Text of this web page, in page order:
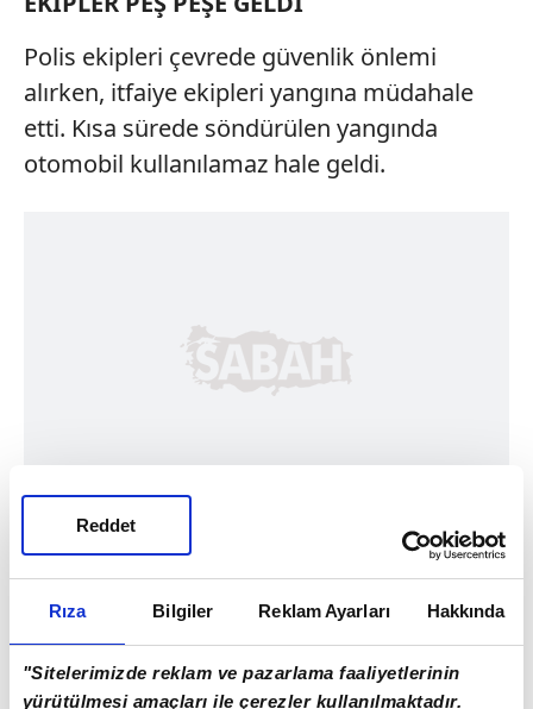
Rıza Bilgiler Reklam Ayarları Hakkında
"Sitelerimizde reklam ve pazarlama faaliyetlerinin
yürütülmesi amaçları ile çerezler kullanılmaktadır.
Reddet
Polis ekipleri çevrede güvenlik önlemi
alırken, itfaiye ekipleri yangına müdahale
etti. Kısa sürede söndürülen yangında
otomobil kullanılamaz hale geldi.